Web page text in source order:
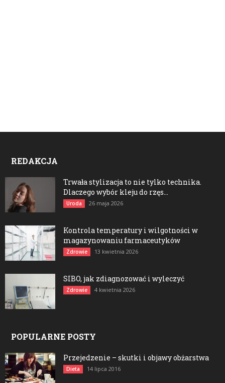
REDAKCJA
Trwała stylizacja to nie tylko technika.
Dlaczego wybór kleju do rzęs...
Uroda 26 maja 2026
Kontrola temperatury i wilgotności w
magazynowaniu farmaceutyków
Zdrowie 13 kwietnia 2026
SIBO, jak zdiagnozować i wyleczyć
Zdrowie 4 kwietnia 2026
POPULARNE POSTY
Przejedzenie – skutki i objawy obżarstwa
Dieta 14 lipca 2016